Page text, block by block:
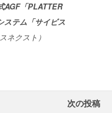
AGF「PLATTER
ステム「サイビス
ネクスト）
次の投稿